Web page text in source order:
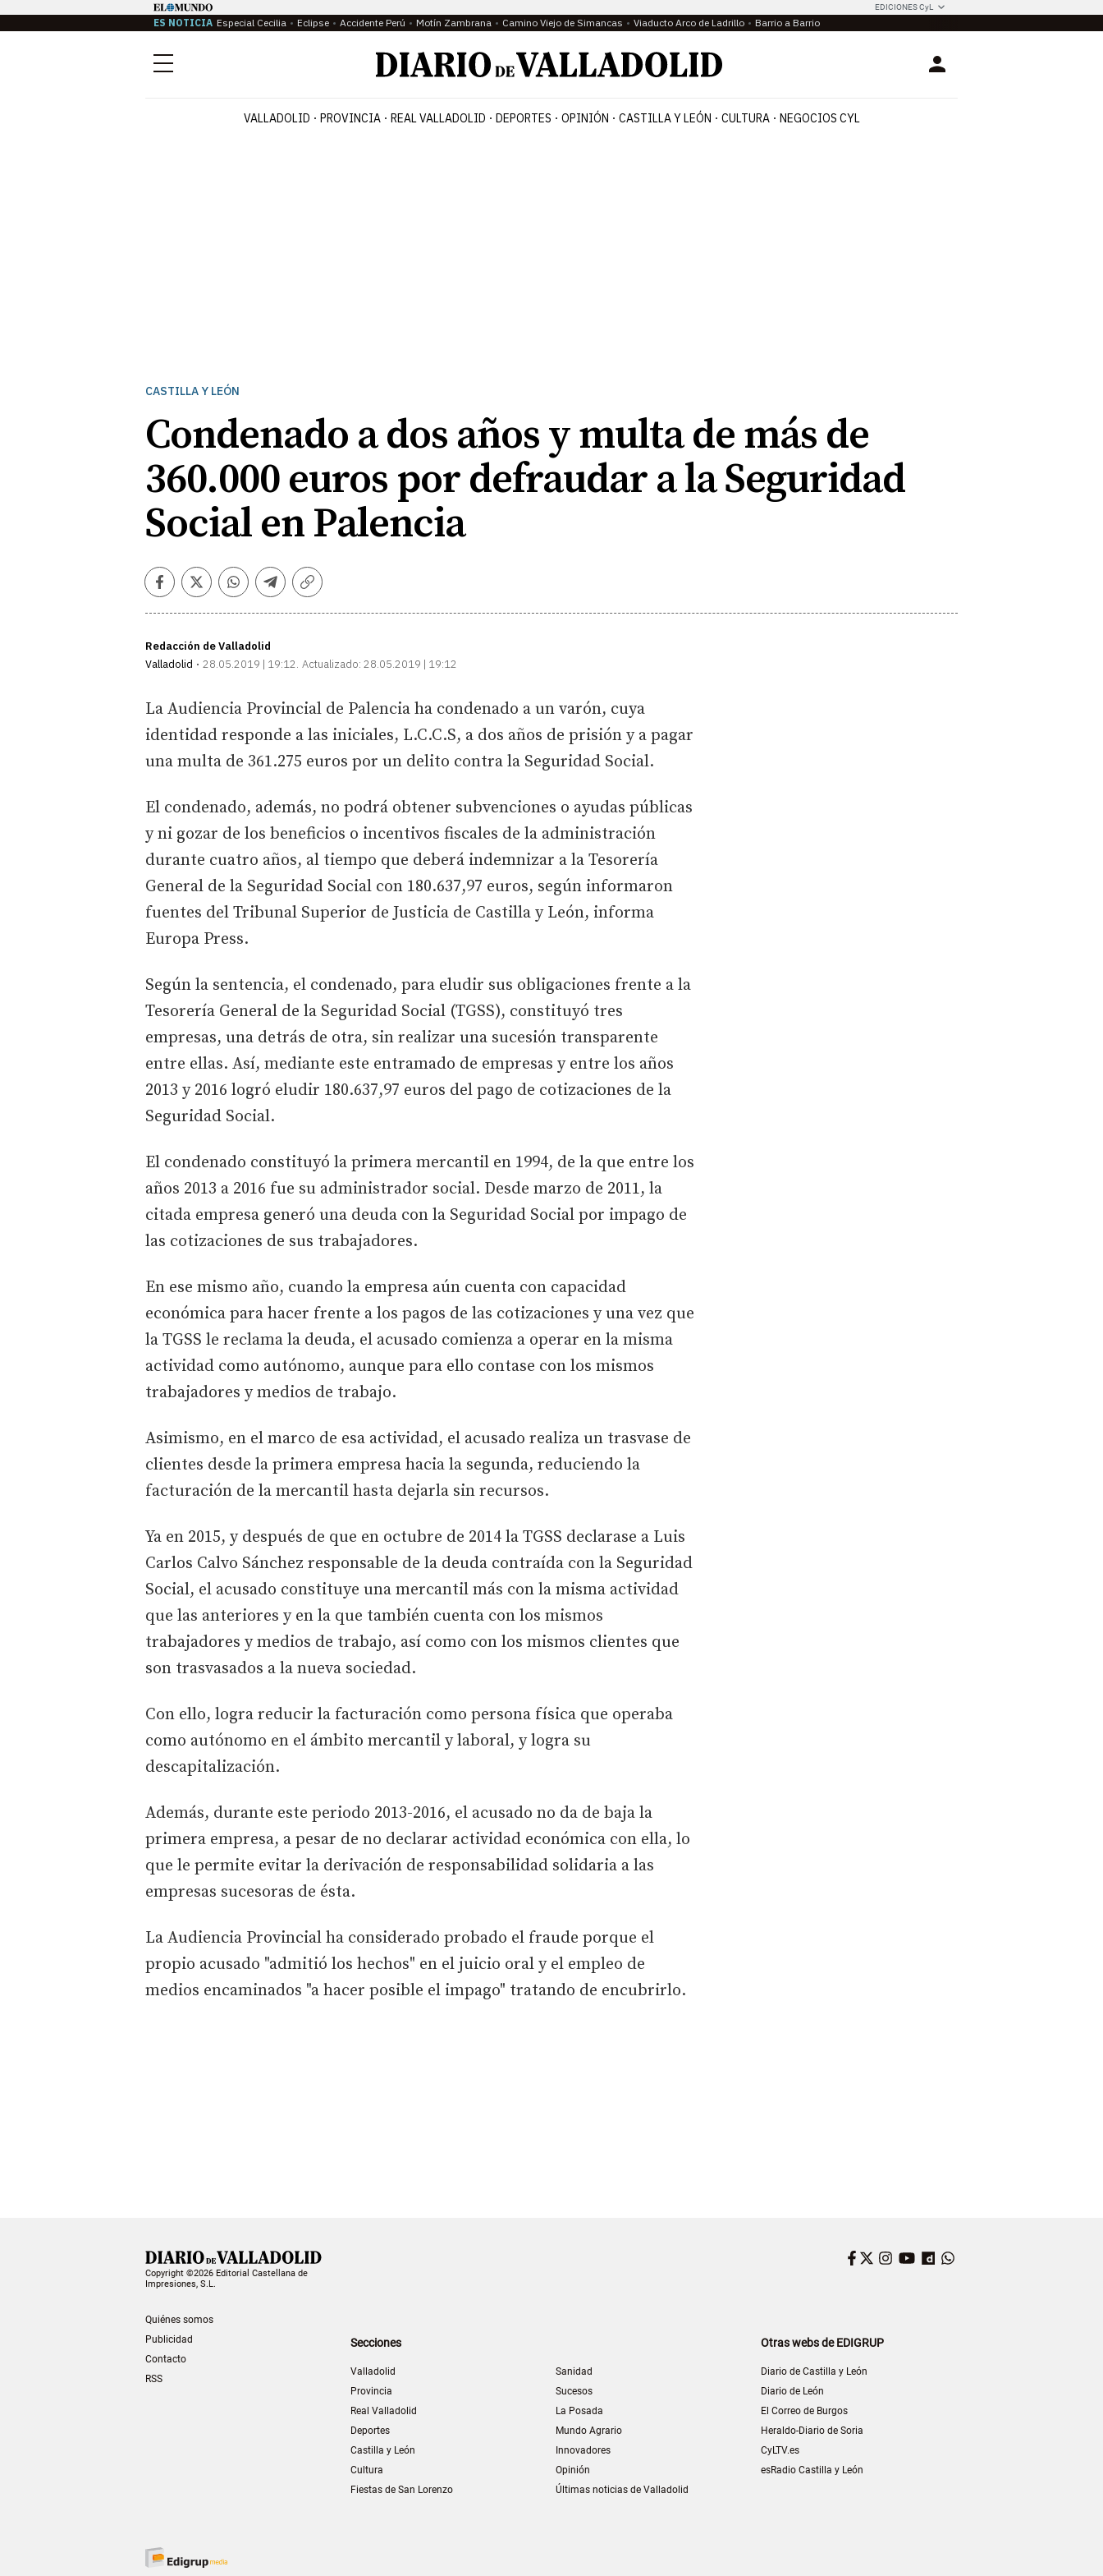
EDICIONES CyL
ES NOTICIA Especial Cecilia Eclipse Accidente Perú Motín Zambrana Camino Viejo de Simancas Viaducto Arco de Ladrillo Barrio a Barrio
Menú Login
VALLADOLID PROVINCIA REAL VALLADOLID DEPORTES OPINIÓN CASTILLA Y LEÓN CULTURA NEGOCIOS CYL
CASTILLA Y LEÓN
Condenado a dos años y multa de más de
360.000 euros por defraudar a la Seguridad
Social en Palencia
Facebook
TwitterWhatsapp
Telegram
Copiar
Redacción de Valladolid
Valladolid
28.05.2019 | 19:12 Actualizado: 28.05.2019 | 19:12
La Audiencia Provincial de Palencia ha condenado a un varón, cuya
identidad responde a las iniciales, L.C.C.S, a dos años de prisión y a pagar
una multa de 361.275 euros por un delito contra la Seguridad Social.
El condenado, además, no podrá obtener subvenciones o ayudas públicas
y ni gozar de los beneficios o incentivos fiscales de la administración
durante cuatro años, al tiempo que deberá indemnizar a la Tesorería
General de la Seguridad Social con 180.637,97 euros, según informaron
fuentes del Tribunal Superior de Justicia de Castilla y León, informa
Europa Press.
Según la sentencia, el condenado, para eludir sus obligaciones frente a la
Tesorería General de la Seguridad Social (TGSS), constituyó tres
empresas, una detrás de otra, sin realizar una sucesión transparente
entre ellas. Así, mediante este entramado de empresas y entre los años
2013 y 2016 logró eludir 180.637,97 euros del pago de cotizaciones de la
Seguridad Social.
El condenado constituyó la primera mercantil en 1994, de la que entre los
años 2013 a 2016 fue su administrador social. Desde marzo de 2011, la
citada empresa generó una deuda con la Seguridad Social por impago de
las cotizaciones de sus trabajadores.
En ese mismo año, cuando la empresa aún cuenta con capacidad
económica para hacer frente a los pagos de las cotizaciones y una vez que
la TGSS le reclama la deuda, el acusado comienza a operar en la misma
actividad como autónomo, aunque para ello contase con los mismos
trabajadores y medios de trabajo.
Asimismo, en el marco de esa actividad, el acusado realiza un trasvase de
clientes desde la primera empresa hacia la segunda, reduciendo la
facturación de la mercantil hasta dejarla sin recursos.
Ya en 2015, y después de que en octubre de 2014 la TGSS declarase a Luis
Carlos Calvo Sánchez responsable de la deuda contraída con la Seguridad
Social, el acusado constituye una mercantil más con la misma actividad
que las anteriores y en la que también cuenta con los mismos
trabajadores y medios de trabajo, así como con los mismos clientes que
son trasvasados a la nueva sociedad.
Con ello, logra reducir la facturación como persona física que operaba
como autónomo en el ámbito mercantil y laboral, y logra su
descapitalización.
Además, durante este periodo 2013-2016, el acusado no da de baja la
primera empresa, a pesar de no declarar actividad económica con ella, lo
que le permite evitar la derivación de responsabilidad solidaria a las
empresas sucesoras de ésta.
La Audiencia Provincial ha considerado probado el fraude porque el
propio acusado "admitió los hechos" en el juicio oral y el empleo de
medios encaminados "a hacer posible el impago" tratando de encubrirlo.
Copyright ©2026 Editorial Castellana de
Impresiones, S.L.
Quiénes somos
Publicidad
Contacto
RSS
Facebook
Twitter
Instagram
YouTube
Dailymotion
Secciones
Valladolid
Provincia
Real Valladolid
Deportes
Castilla y León
Cultura
Fiestas de San Lorenzo
Sanidad
Sucesos
La Posada
Mundo Agrario
Innovadores
Opinión
Últimas noticias de Valladolid
Otras webs de EDIGRUP
Diario de Castilla y León
Diario de León
El Correo de Burgos
Heraldo-Diario de Soria
CyLTV.es
esRadio Castilla y León